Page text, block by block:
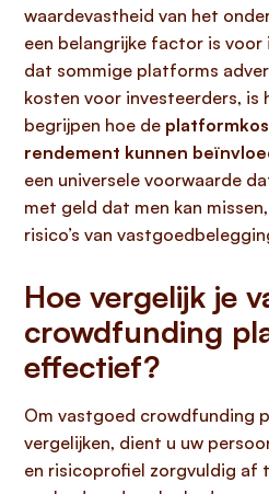
waardevastheid van het
een belangrijke factor is voor
dat sommige platforms
kosten voor investeerders, is
begrijpen hoe de
rendement kunnen
een universele voorwaarde
met geld dat men kan
risico’s van
Hoe vergelijk je
crowdfunding
effectief?
Om vastgoed crowdfunding
vergelijken, dient u uw
en risicoprofiel zorgvuldig af